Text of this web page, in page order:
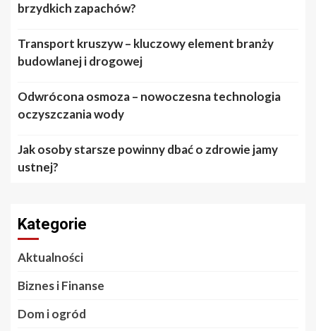
brzydkich zapachów?
Transport kruszyw – kluczowy element branży
budowlanej i drogowej
Odwrócona osmoza – nowoczesna technologia
oczyszczania wody
Jak osoby starsze powinny dbać o zdrowie jamy
ustnej?
Kategorie
Aktualności
Biznes i Finanse
Dom i ogród